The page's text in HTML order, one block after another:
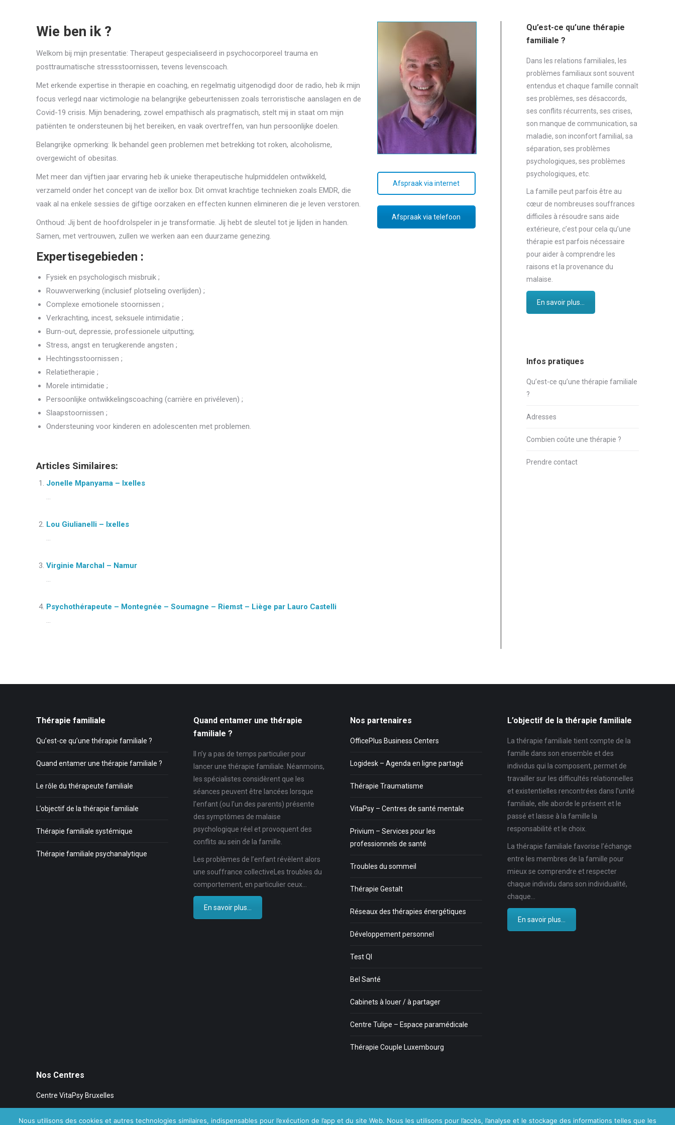
Wie ben ik ?
Welkom bij mijn presentatie: Therapeut gespecialiseerd in psychocorporeel trauma en
posttraumatische stressstoornissen, tevens levenscoach.
Met erkende expertise in therapie en coaching, en regelmatig uitgenodigd door de radio, heb ik mijn
focus verlegd naar victimologie na belangrijke gebeurtenissen zoals terroristische aanslagen en de
Covid-19 crisis. Mijn benadering, zowel empathisch als pragmatisch, stelt mij in staat om mijn
patiënten te ondersteunen bij het bereiken, en vaak overtreffen, van hun persoonlijke doelen.
Belangrijke opmerking: Ik behandel geen problemen met betrekking tot roken, alcoholisme,
overgewicht of obesitas.
Met meer dan vijftien jaar ervaring heb ik unieke therapeutische hulpmiddelen ontwikkeld,
verzameld onder het concept van de ixellor box. Dit omvat krachtige technieken zoals EMDR, die
vaak al na enkele sessies de giftige oorzaken en effecten kunnen elimineren die je leven verstoren.
Onthoud: Jij bent de hoofdrolspeler in je transformatie. Jij hebt de sleutel tot je lijden in handen.
Samen, met vertrouwen, zullen we werken aan een duurzame genezing.
Expertisegebieden :
Fysiek en psychologisch misbruik ;
Rouwverwerking (inclusief plotseling overlijden) ;
Complexe emotionele stoornissen ;
Verkrachting, incest, seksuele intimidatie ;
Burn-out, depressie, professionele uitputting;
Stress, angst en terugkerende angsten ;
Hechtingsstoornissen ;
Relatietherapie ;
Morele intimidatie ;
Persoonlijke ontwikkelingscoaching (carrière en privéleven) ;
Slaapstoornissen ;
Ondersteuning voor kinderen en adolescenten met problemen.
Afspraak via internet
Afspraak via telefoon
Articles Similaires:
Jonelle Mpanyama – Ixelles
...
Lou Giulianelli – Ixelles
...
Virginie Marchal – Namur
...
Psychothérapeute – Montegnée – Soumagne – Riemst – Liège par Lauro Castelli
...
Qu’est-ce qu’une thérapie
familiale ?
Dans les relations familiales, les
problèmes familiaux sont souvent
entendus et chaque famille connaît
ses problèmes, ses désaccords,
ses conflits récurrents, ses crises,
son manque de communication, sa
maladie, son inconfort familial, sa
séparation, ses problèmes
psychologiques, ses problèmes
psychologiques, etc.
La famille peut parfois être au
cœur de nombreuses souffrances
difficiles à résoudre sans aide
extérieure, c’est pour cela qu’une
thérapie est parfois nécessaire
pour aider à comprendre les
raisons et la provenance du
malaise.
En savoir plus...
Infos pratiques
Qu’est-ce qu’une thérapie familiale
?
Adresses
Combien coûte une thérapie ?
Prendre contact
Thérapie familiale
Qu’est-ce qu’une thérapie familiale ?
Quand entamer une thérapie familiale ?
Le rôle du thérapeute familiale
L’objectif de la thérapie familiale
Thérapie familiale systémique
Thérapie familiale psychanalytique
Quand entamer une thérapie
familiale ?
Il n’y a pas de temps particulier pour
lancer une thérapie familiale. Néanmoins,
les spécialistes considèrent que les
séances peuvent être lancées lorsque
l’enfant (ou l’un des parents) présente
des symptômes de malaise
psychologique réel et provoquent des
conflits au sein de la famille.
Les problèmes de l’enfant révèlent alors
une souffrance collectiveLes troubles du
comportement, en particulier ceux…
En savoir plus...
Nos partenaires
OfficePlus Business Centers
Logidesk – Agenda en ligne partagé
Thérapie Traumatisme
VitaPsy – Centres de santé mentale
Privium – Services pour les
professionnels de santé
Troubles du sommeil
Thérapie Gestalt
Réseaux des thérapies énergétiques
Développement personnel
Test QI
Bel Santé
Cabinets à louer / à partager
Centre Tulipe – Espace paramédicale
Thérapie Couple Luxembourg
L’objectif de la thérapie familiale
La thérapie familiale tient compte de la
famille dans son ensemble et des
individus qui la composent, permet de
travailler sur les difficultés relationnelles
et existentielles rencontrées dans l’unité
familiale, elle aborde le présent et le
passé et laisse à la famille la
responsabilité et le choix.
La thérapie familiale favorise l’échange
entre les membres de la famille pour
mieux se comprendre et respecter
chaque individu dans son individualité,
chaque…
En savoir plus...
Nos Centres
Centre VitaPsy Bruxelles
Nous utilisons des cookies et autres technologies similaires, indispensables pour l’exécution de l’app et du site Web. Nous les utilisons pour l’accès, l’analyse et le stockage des informations telles que les